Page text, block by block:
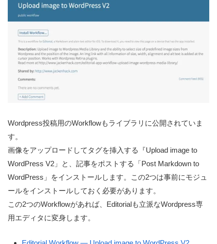
Wordpress投稿用のWorkflowもライブラリに公開されていま
す。
画像をアップロードしてタグを挿入する『Upload image to
WordPress V2」と、記事をポストする「Post Markdown to
WordPress」をインストールします。この2つは事前にモジュ
ールをインストールしておく必要があります。
この2つのWorkflowがあれば、Editorialも立派なWordpress専
用エディタに変身します。